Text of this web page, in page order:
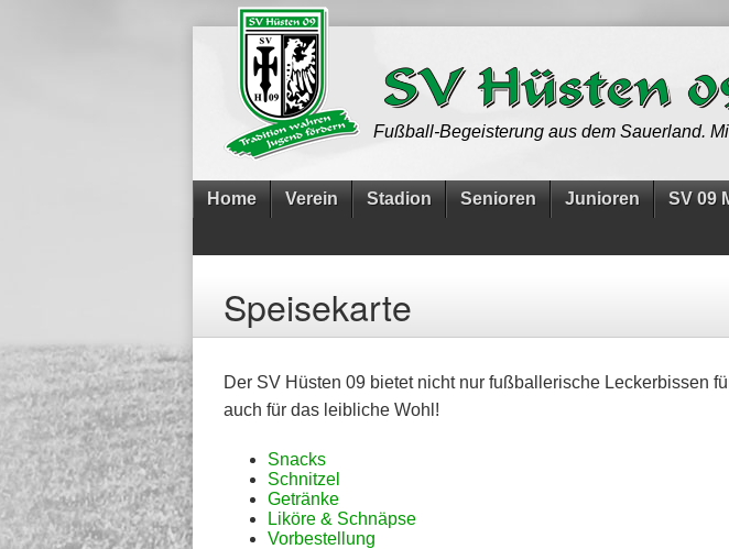
Fußball-Begeisterung aus dem Sauerland.
Home Verein Stadion Senioren Junioren SV 09
Speisekarte
Der SV Hüsten 09 bietet nicht nur fußballerische Leckerbissen
auch für das leibliche Wohl!
Snacks
Schnitzel
Getränke
Liköre & Schnäpse
Vorbestellung